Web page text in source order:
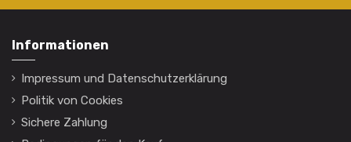
Informationen
Impressum und Datenschutzerklärung
Politik von Cookies
Sichere Zahlung